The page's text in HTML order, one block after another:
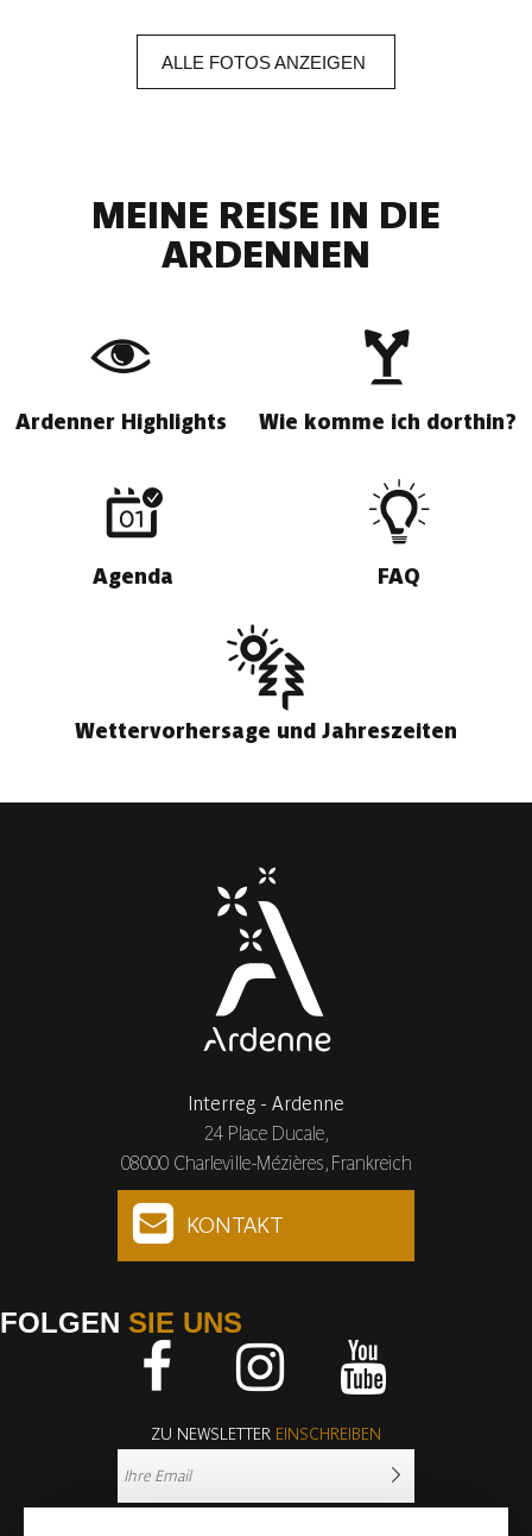
ALLE FOTOS ANZEIGEN
MEINE REISE IN DIE
ARDENNEN
Ardenner Highlights Wie komme ich dorthin?
Agenda FAQ
Wettervorhersage und Jahreszeiten
Interreg - Ardenne
24 Place Ducale,
08000 Charleville-Mézières, Frankreich
KONTAKT
FOLGEN SIE UNS
ZU NEWSLETTER EINSCHREIBEN